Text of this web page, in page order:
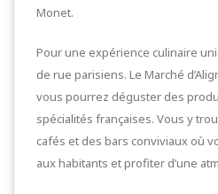
Monet.
Pour une expérience culinaire
de rue parisiens. Le Marché
vous pourrez déguster des
spécialités françaises. Vous y
cafés et des bars conviviaux où
aux habitants et profiter d’une